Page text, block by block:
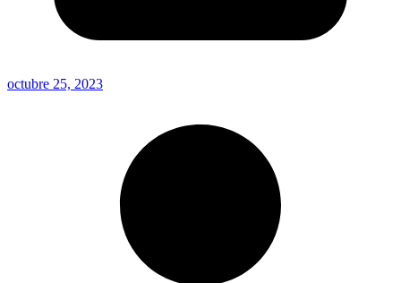
octubre 25, 2023